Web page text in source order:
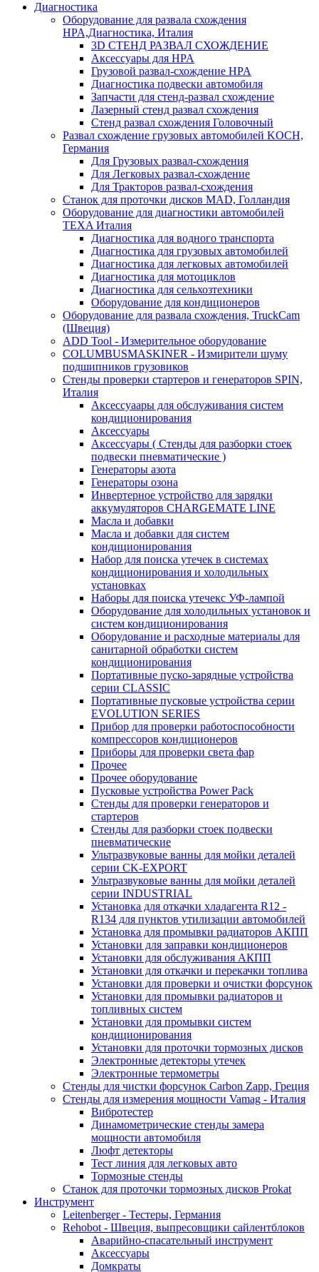
Диагностика
Оборудование для развала схождения
HPA,Диагностика, Италия
3D СТЕНД РАЗВАЛ СХОЖДЕНИЕ
Аксессуары для HPA
Грузовой развал-схождение HPA
Диагностика подвески автомобиля
Запчасти для стенд-развал схождение
Лазерный стенд развал схождения
Стенд развал схождения Головочный
Развал схождение грузовых автомобилей KOCH,
Германия
Для Грузовых развал-схождения
Для Легковых развал-схождение
Для Тракторов развал-схождения
Станок для проточки дисков MAD, Голландия
Оборудование для диагностики автомобилей
TEXA Италия
Диагностика для водного транспорта
Диагностика для грузовых автомобилей
Диагностика для легковых автомобилей
Диагностика для мотоциклов
Диагностика для сельхозтехники
Оборудование для кондиционеров
Оборудование для развала схождения, TruckCam
(Швеция)
ADD Tool - Измерительное оборудование
COLUMBUSMASKINER - Измирители шуму
подшипников грузовиков
Стенды проверки стартеров и генераторов SPIN,
Италия
Аксессуаары для обслуживания систем
кондиционирования
Аксессуары
Аксессуары ( Стенды для разборки стоек
подвески пневматические )
Генераторы азота
Генераторы озона
Инвертерное устройство для зарядки
аккумуляторов CHARGEMATE LINE
Масла и добавки
Масла и добавки для систем
кондиционирования
Набор для поиска утечек в системах
кондиционирования и холодильных
установках
Наборы для поиска утечекс УФ-лампой
Оборудование для холодильных установок и
систем кондиционирования
Оборудование и расходные материалы для
санитарной обработки систем
кондиционирования
Портативные пуско-зарядные устройства
серии CLASSIC
Портативные пусковые устройства серии
EVOLUTION SERIES
Прибор для проверки работоспособности
компрессоров кондиционеров
Приборы для проверки света фар
Прочее
Прочее оборудование
Пусковые устройства Power Pack
Стенды для проверки генераторов и
стартеров
Стенды для разборки стоек подвески
пневматические
Ультразвуковые ванны для мойки деталей
серии CK-EXPORT
Ультразвуковые ванны для мойки деталей
серии INDUSTRIAL
Установка для откачки хладагента R12 -
R134 для пунктов утилизации автомобилей
Установка для промывки радиаторов АКПП
Установки для заправки кондиционеров
Установки для обслуживания АКПП
Установки для откачки и перекачки топлива
Установки для проверки и очистки форсунок
Установки для промывки радиаторов и
топливных систем
Установки для промывки систем
кондиционирования
Установки для проточки тормозных дисков
Электронные детекторы утечек
Электронные термометры
Стенды для чистки форсунок Carbon Zapp, Греция
Стенды для измерения мощности Vamag - Италия
Вибротестер
Динамометрические стенды замера
мощности автомобиля
Люфт детекторы
Тест линия для легковых авто
Тормозные стенды
Станок для проточки тормозных дисков Prokat
Инструмент
Leitenberger - Тестеры, Германия
Rehobot - Швеция, выпресовщики сайлентблоков
Аварийно-спасательный инструмент
Аксессуары
Домкраты